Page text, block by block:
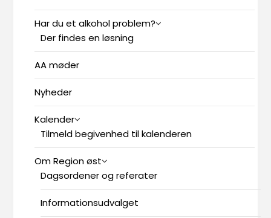
Har du et alkohol problem?
Der findes en løsning
AA møder
Nyheder
Kalender
Tilmeld begivenhed til kalenderen
Om Region øst
Dagsordener og referater
Informationsudvalget